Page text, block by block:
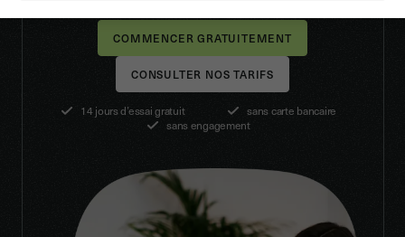
CONSULTER NOS TARIFS
14 jours d’essai gratuit
sans carte bancaire
sans engagement